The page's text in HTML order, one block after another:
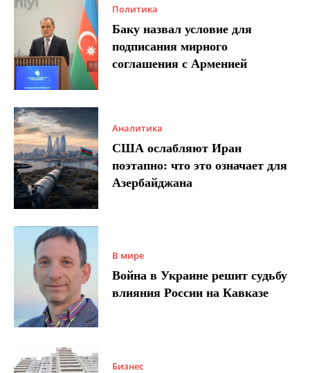
Политика
Баку назвал условие для
подписания мирного
соглашения с Арменией
Аналитика
США ослабляют Иран
поэтапно: что это означает для
Азербайджана
В мире
Война в Украине решит судьбу
влияния России на Кавказе
Бизнес